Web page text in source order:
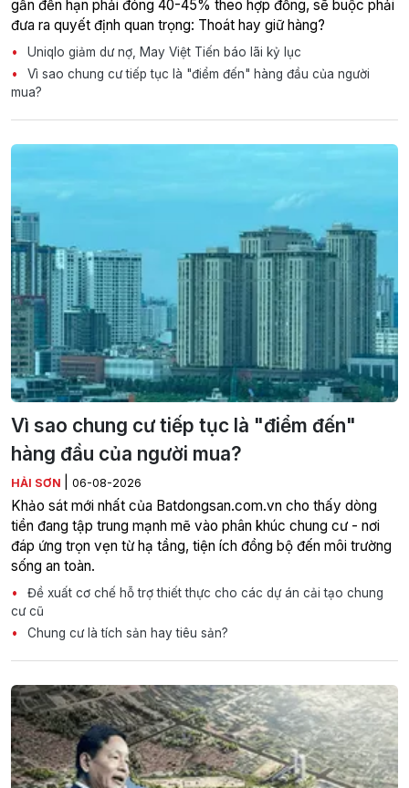
gần đến hạn phải đóng 40-45% theo hợp đồng, sẽ buộc phải
đưa ra quyết định quan trọng: Thoát hay giữ hàng?
Uniqlo giảm dư nợ, May Việt Tiến báo lãi kỷ lục
Vì sao chung cư tiếp tục là "điểm đến" hàng đầu của người
mua?
Vì sao chung cư tiếp tục là "điểm đến"
hàng đầu của người mua?
HẢI SƠN 06-08-2026
Khảo sát mới nhất của Batdongsan.com.vn cho thấy dòng
tiền đang tập trung mạnh mẽ vào phân khúc chung cư - nơi
đáp ứng trọn vẹn từ hạ tầng, tiện ích đồng bộ đến môi trường
sống an toàn.
Đề xuất cơ chế hỗ trợ thiết thực cho các dự án cải tạo chung
cư cũ
Chung cư là tích sản hay tiêu sản?